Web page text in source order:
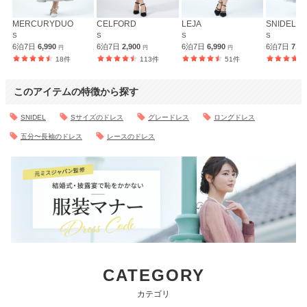
MERCURYDUO
S
6泊7日 6,990 円
18件
CELFORD
S
6泊7日2,900円
113件
LEJA
S
6泊7日 6,990 円
51件
SNIDEL
S
6泊7日
このアイテムの特徴から探す
SNIDEL Sサイズのドレス グレードレス ロングドレス
五分〜長袖のドレス レースのドレス
CATEGORY
カテゴリ